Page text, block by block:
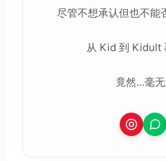
尽管不想承认但也不能
从 Kid 到 Kidult
竟然...毫